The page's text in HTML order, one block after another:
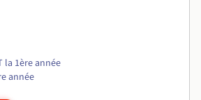
la 1ère année
année